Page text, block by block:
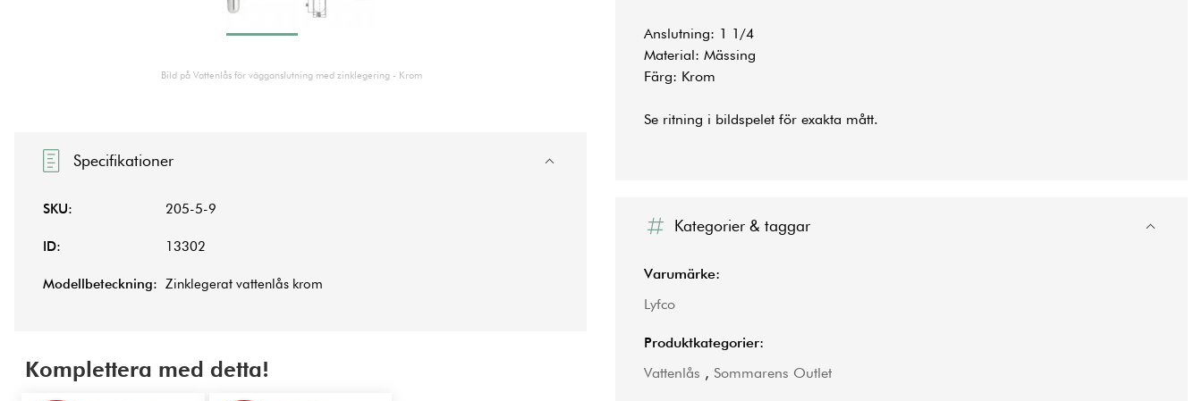
Bild på Vattenlås för vägganslutning med zinklegering - Krom
Anslutning: 1 1/4
Material: Mässing
Färg: Krom
Se ritning i bildspelet för exakta mått.
Specifikationer
SKU: 205-5-9
ID: 13302
Modellbeteckning: Zinklegerat vattenlås krom
Kategorier & taggar
Varumärke:
Lyfco
Produktkategorier:
Vattenlås , Sommarens Outlet
Komplettera med detta!